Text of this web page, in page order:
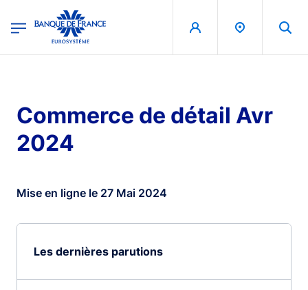
Banque de France - Menu Principal
Commerce de détail Avr
2024
Mise en ligne le 27 Mai 2024
Les dernières parutions